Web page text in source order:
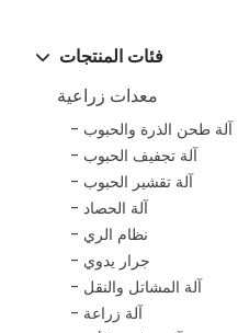
فئات المنتجات
معدات زراعية
آلة طحن الذرة والحبوب
آلة تجفيف الحبوب
آلة تقشير الحبوب
آلة الحصاد
نظام الري
جرار يدوي
آلة المشاتل والنقل
آلة زراعة